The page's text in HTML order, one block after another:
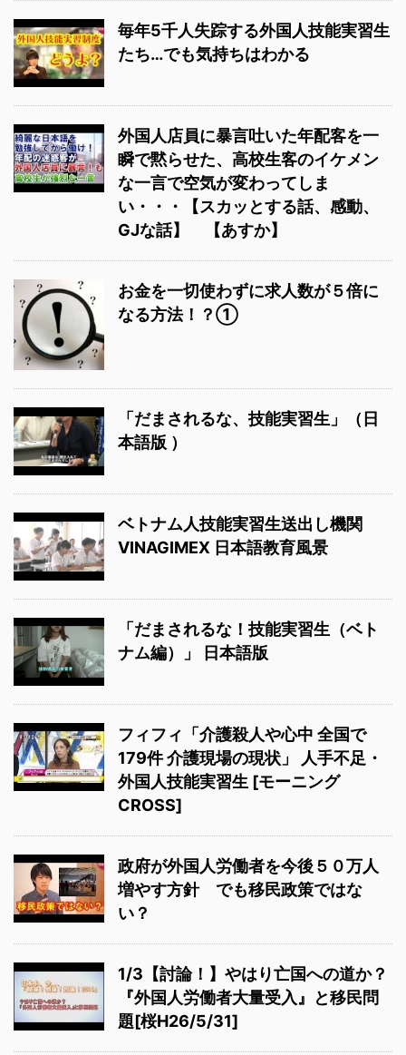
毎年5千人失踪する外国人技能実習生
たち…でも気持ちはわかる
外国人店員に暴言吐いた年配客を一
瞬で黙らせた、高校生客のイケメン
な一言で空気が変わってしま
い・・・【スカッとする話、感動、
GJな話】 【あすか】
お金を一切使わずに求人数が５倍に
なる方法！？①
「だまされるな、技能実習生」（日
本語版 ）
ベトナム人技能実習生送出し機関
VINAGIMEX 日本語教育風景
「だまされるな！技能実習生（ベト
ナム編）」 日本語版
フィフィ「介護殺人や心中 全国で
179件 介護現場の現状」 人手不足・
外国人技能実習生 [モーニング
CROSS]
政府が外国人労働者を今後５０万人
増やす方針 でも移民政策ではな
い？
1/3【討論！】やはり亡国への道か？
『外国人労働者大量受入』と移民問
題[桜H26/5/31]